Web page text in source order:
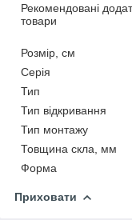
Рекомендовані
товари
Розмір, см
Серія
Тип
Тип відкривання
Тип монтажу
Товщина скла, мм
Форма
Приховати